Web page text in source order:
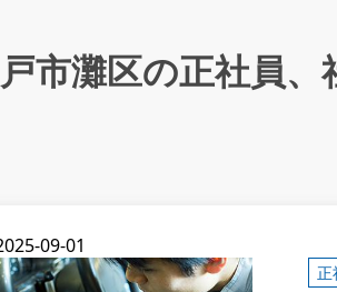
市灘区の正社員
09-01
正